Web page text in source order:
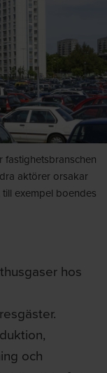
aktörer orsakar
exempel boendes
hos
och